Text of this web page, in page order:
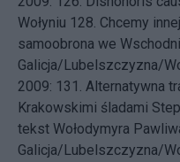
Wołyniu 128. Chcemy
samoobrona we
Galicja/Lubelszczyzna/
2009: 131. Alternatywna
Krakowskimi śladami
tekst Wołodymyra
Galicja/Lubelszczyzna/